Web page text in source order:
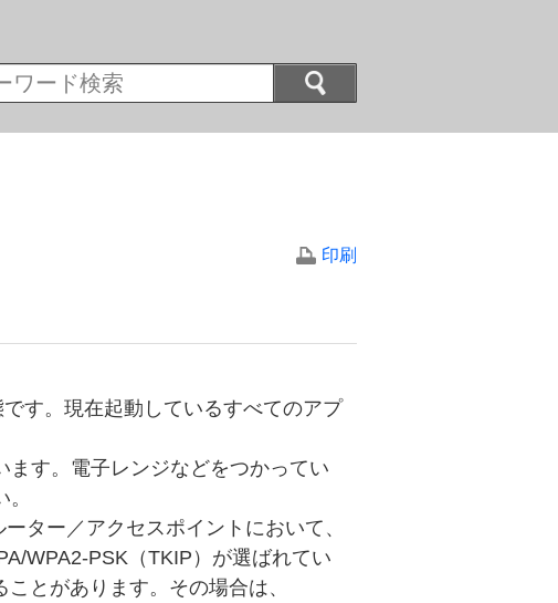
印刷
す。現在起動しているすべてのアプ
す。電子レンジなどをつかってい
ター／アクセスポイントにおいて、
WPA2-PSK（TKIP）が選ばれてい
とがあります。その場合は、